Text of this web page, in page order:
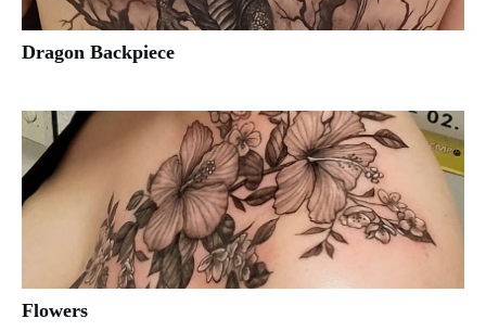
Dragon Backpiece
Flowers